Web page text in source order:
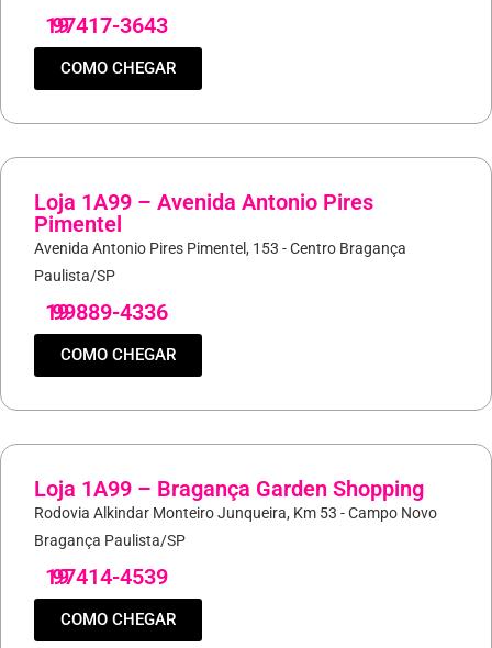
19
97417-3643
COMO CHEGAR
Loja 1A99 – Avenida Antonio Pires
Pimentel
Avenida Antonio Pires Pimentel, 153 - Centro Bragança
Paulista/SP
19
99889-4336
COMO CHEGAR
Loja 1A99 – Bragança Garden Shopping
Rodovia Alkindar Monteiro Junqueira, Km 53 - Campo Novo
Bragança Paulista/SP
19
97414-4539
COMO CHEGAR